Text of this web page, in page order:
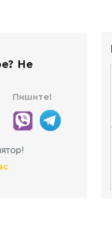
Не
Пишите!